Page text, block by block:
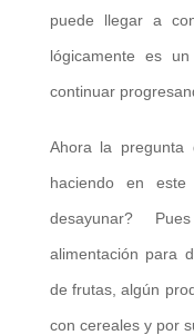
puede llegar a
lógicamente es
continuar
Ahora la pregunta
haciendo en
desayunar?
alimentación para
de frutas, algún
con cereales y por